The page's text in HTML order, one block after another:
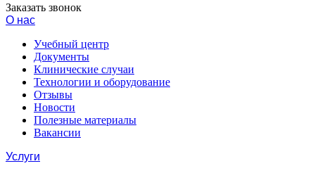
Заказать звонок
О нас
Учебный центр
Документы
Клинические случаи
Технологии и оборудование
Отзывы
Новости
Полезные материалы
Вакансии
Услуги